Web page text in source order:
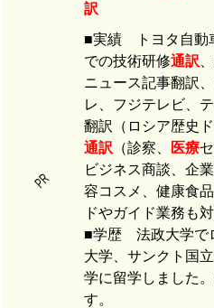
訳
PR
■実績 トヨタ自動
での技術研修通訳
ニュース記事翻訳
レ、フジテレビ、
翻訳（ロシア歴史
通訳 （診察、 医療
ビジネス商談、企
容コスメ、健康食
ドやガイド業務も
■学歴 法政大学で
大学、サンクト国
学に留学しました
す。